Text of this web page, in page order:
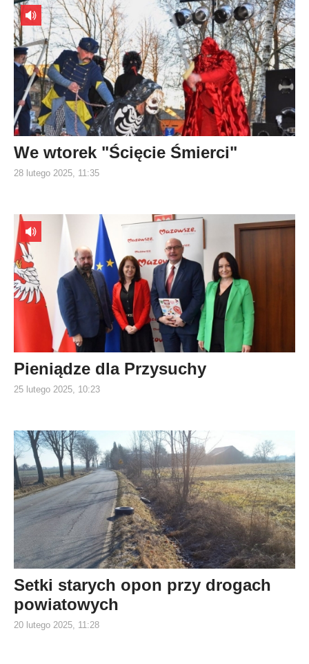
We wtorek "Ścięcie Śmierci"
28 lutego 2025, 11:35
Pieniądze dla Przysuchy
25 lutego 2025, 10:23
Setki starych opon przy drogach
powiatowych
20 lutego 2025, 11:28